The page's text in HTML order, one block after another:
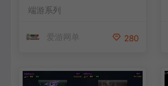
发道具 视频安装教学 虚拟机
端游系列
爱游网单 280